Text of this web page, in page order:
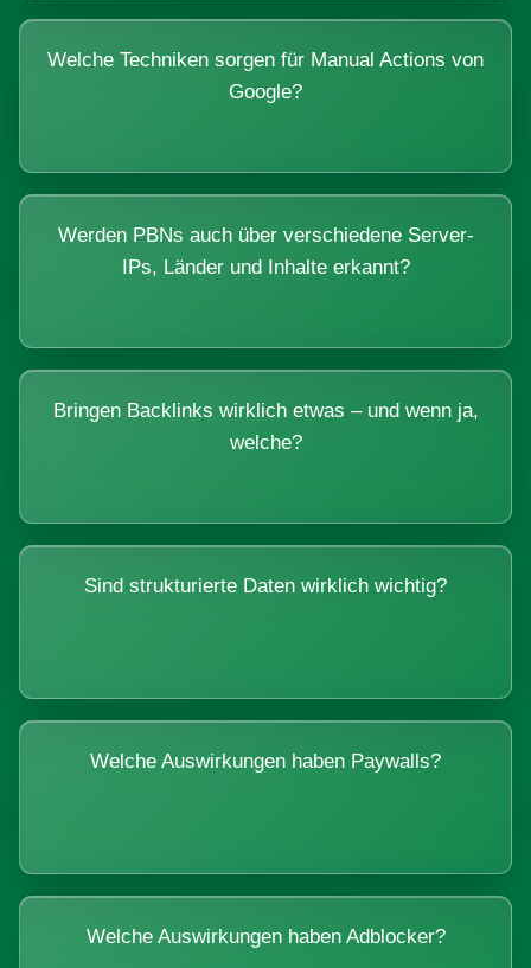
Welche Techniken sorgen für Manual Actions von
Google?
Werden PBNs auch über verschiedene Server-
IPs, Länder und Inhalte erkannt?
Bringen Backlinks wirklich etwas – und wenn ja,
welche?
Sind strukturierte Daten wirklich wichtig?
Welche Auswirkungen haben Paywalls?
Welche Auswirkungen haben Adblocker?